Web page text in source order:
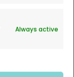
Always active